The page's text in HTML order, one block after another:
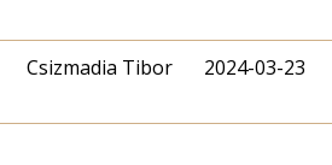
Csizmadia Tibor 2024-03-23